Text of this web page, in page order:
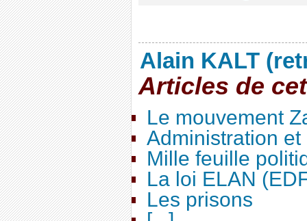
Alain KALT
Articles de
Le mouvement
Administration
Mille feuille
La loi ELAN
Les prisons